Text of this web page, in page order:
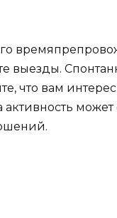
выезды.
что вам
может